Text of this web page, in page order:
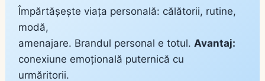
Împărtășește viața personală: călătorii, rutine,
modă,
amenajare. Brandul personal e totul. Avantaj:
conexiune emoțională puternică cu
urmăritorii.